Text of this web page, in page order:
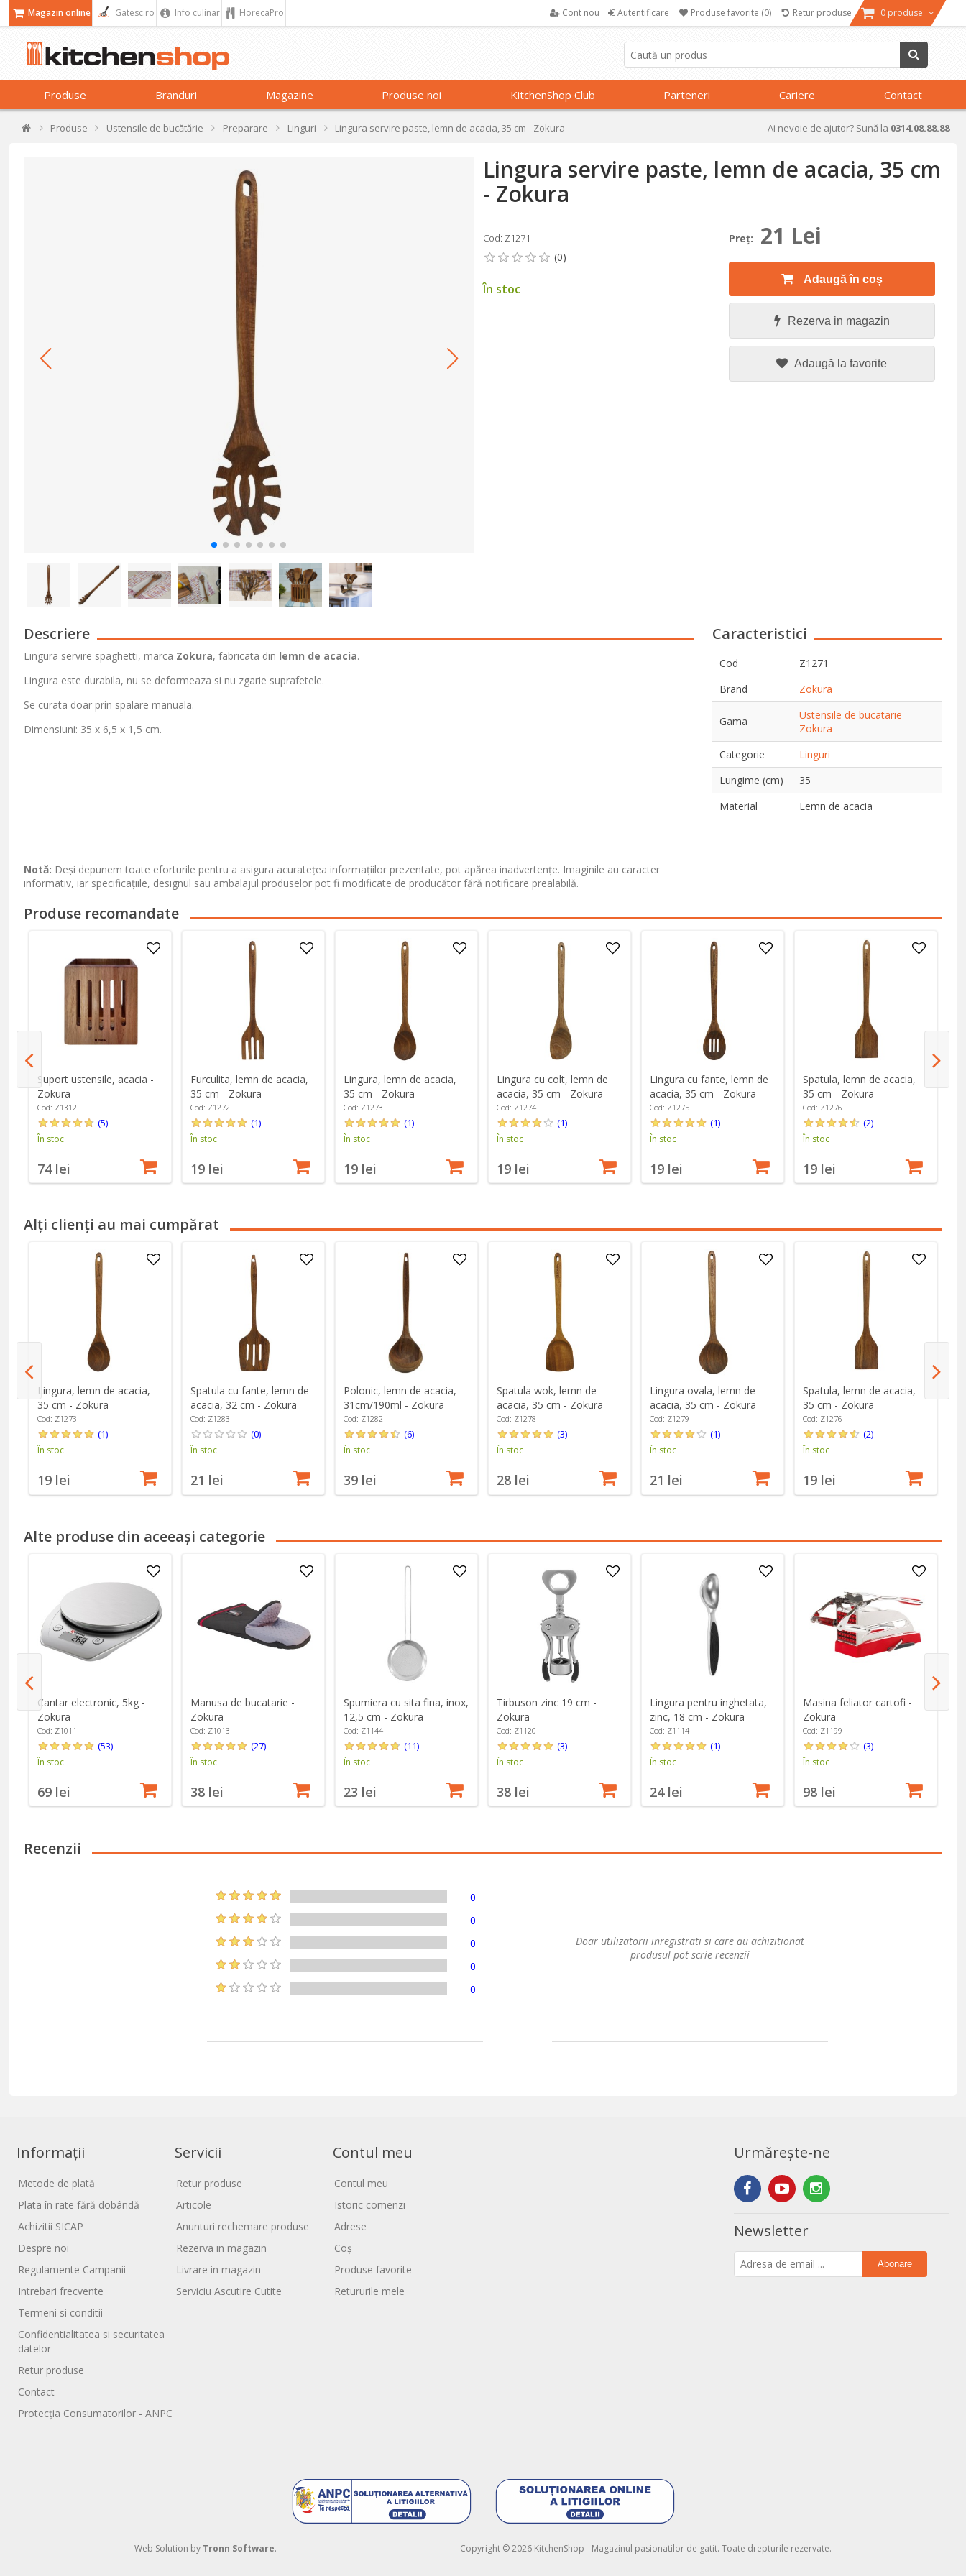
Magazin online Gatesc.ro Info culinar HorecaPro Cont nou Autentificare Produse favorite (0) Retur produse 0 produse
Produse Branduri Magazine Produse noi KitchenShop Club Parteneri Cariere Contact
Produse Ustensile de bucătărie Preparare Linguri Lingura servire paste, lemn de acacia, 35 cm - Zokura Ai nevoie de ajutor? Sună la 0314.08.88.88
Lingura servire paste, lemn de acacia, 35 cm
- Zokura
Cod: Z1271
În stoc
Preţ: 21 Lei
Adaugă în coș
Rezerva in magazin
Adaugă la favorite
Descriere
Lingura servire spaghetti, marca Zokura, fabricata din lemn de acacia.
Lingura este durabila, nu se deformeaza si nu zgarie suprafetele.
Se curata doar prin spalare manuala.
Dimensiuni: 35 x 6,5 x 1,5 cm.
Caracteristici
Cod
Z1271
Brand
Zokura
Gama
Ustensile de bucatarie
Zokura
Categorie
Linguri
Lungime (cm)
35
Material
Lemn de acacia
Notă: Deși depunem toate eforturile pentru a asigura acuratețea informațiilor prezentate, pot apărea inadvertențe. Imaginile au caracter
informativ, iar specificațiile, designul sau ambalajul produselor pot fi modificate de producător fără notificare prealabilă.
Produse recomandate
Suport ustensile, acacia -
Zokura
Cod: Z1312
(5)
În stoc
74 lei
Furculita, lemn de acacia,
35 cm - Zokura
Cod: Z1272
(1)
În stoc
19 lei
Lingura, lemn de acacia,
35 cm - Zokura
Cod: Z1273
(1)
În stoc
19 lei
Lingura cu colt, lemn de
acacia, 35 cm - Zokura
Cod: Z1274
(1)
În stoc
19 lei
Lingura cu fante, lemn de
acacia, 35 cm - Zokura
Cod: Z1275
(1)
În stoc
19 lei
Spatula, lemn de acacia,
35 cm - Zokura
Cod: Z1276
(2)
În stoc
19 lei
Alți clienți au mai cumpărat
Lingura, lemn de acacia,
35 cm - Zokura
Cod: Z1273
(1)
În stoc
19 lei
Spatula cu fante, lemn de
acacia, 32 cm - Zokura
Cod: Z1283
(0)
În stoc
21 lei
Polonic, lemn de acacia,
31cm/190ml - Zokura
Cod: Z1282
(6)
În stoc
39 lei
Spatula wok, lemn de
acacia, 35 cm - Zokura
Cod: Z1278
(3)
În stoc
28 lei
Lingura ovala, lemn de
acacia, 35 cm - Zokura
Cod: Z1279
(1)
În stoc
21 lei
Spatula, lemn de acacia,
35 cm - Zokura
Cod: Z1276
(2)
În stoc
19 lei
Alte produse din aceeași categorie
Cantar electronic, 5kg -
Zokura
Cod: Z1011
(53)
În stoc
69 lei
Manusa de bucatarie -
Zokura
Cod: Z1013
(27)
În stoc
38 lei
Spumiera cu sita fina, inox,
12,5 cm - Zokura
Cod: Z1144
(11)
În stoc
23 lei
Tirbuson zinc 19 cm -
Zokura
Cod: Z1120
(3)
În stoc
38 lei
Lingura pentru inghetata,
zinc, 18 cm - Zokura
Cod: Z1114
(1)
În stoc
24 lei
Masina feliator cartofi -
Zokura
Cod: Z1199
(3)
În stoc
98 lei
Recenzii
0
0
0
0
0
Doar utilizatorii inregistrati si care au achizitionat
produsul pot scrie recenzii
Informații
Metode de plată
Plata în rate fără dobândă
Achizitii SICAP
Despre noi
Regulamente Campanii
Intrebari frecvente
Termeni si conditii
Confidentialitatea si securitatea
datelor
Retur produse
Contact
Protecția Consumatorilor - ANPC
Servicii
Retur produse
Articole
Anunturi rechemare produse
Rezerva in magazin
Livrare in magazin
Serviciu Ascutire Cutite
Contul meu
Contul meu
Istoric comenzi
Adrese
Coș
Produse favorite
Retururile mele
Urmărește-ne
Newsletter
Abonare
Copyright © 2026 KitchenShop - Magazinul pasionatilor de gatit. Toate drepturile rezervate.
Web Solution by Tronn Software.